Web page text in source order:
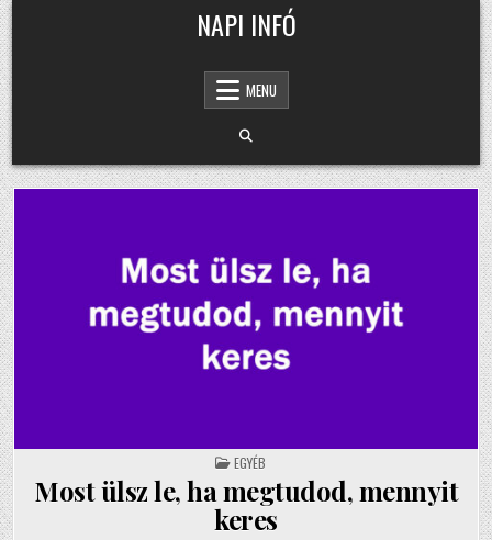
Skip
to
content
NAPI INFÓ
MENU
POSTED
IN
EGYÉB
Most ülsz le, ha megtudod, mennyit
keres